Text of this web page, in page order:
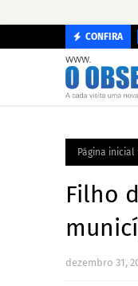
CONFIRA
Página inicial
Filho
dezembro 31,